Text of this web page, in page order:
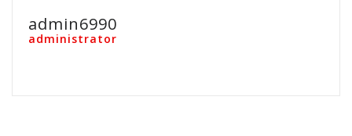
admin6990
administrator